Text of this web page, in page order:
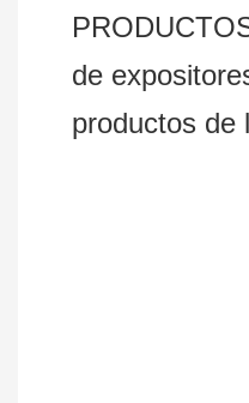
de
productos de